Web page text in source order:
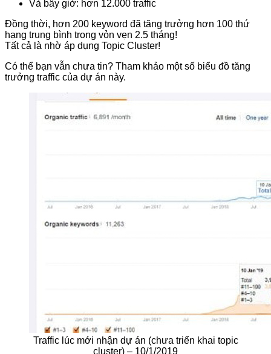
Và bây giờ: hơn 12.000 traffic
Đồng thời, hơn 200 keyword đã tăng trưởng hơn 100 thứ
hạng trung bình trong vỏn vẹn 2.5 tháng!
Tất cả là nhờ áp dụng Topic Cluster!
Có thể bạn vẫn chưa tin? Tham khảo một số biểu đồ tăng
trưởng traffic của dự án này.
Traffic lúc mới nhận dự án (chưa triển khai topic
cluster) – 10/1/2019